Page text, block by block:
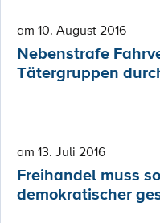
am 10. August 2016
Nebenstrafe
Tätergruppen
am 13. Juli 2016
Freihandel muss
demokratischer